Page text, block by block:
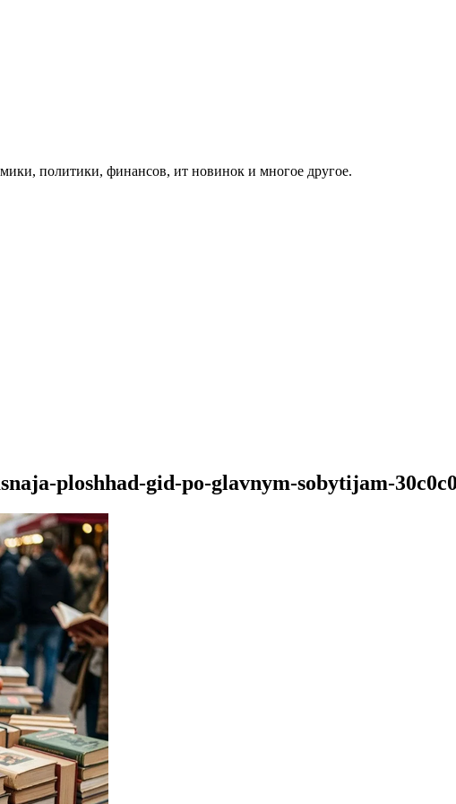
политики, финансов, ит новинок и многое другое.
ploshhad-gid-po-glavnym-sobytijam-